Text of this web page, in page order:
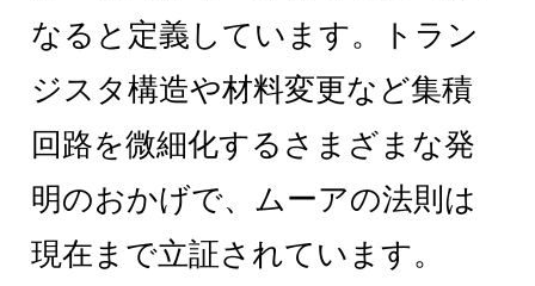
なると定義しています。トラン
ジスタ構造や材料変更など集積
回路を微細化するさまざまな発
明のおかげで、ムーアの法則は
現在まで立証されています。